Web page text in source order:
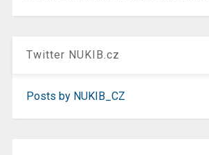
Twitter NUKIB.cz
Posts by NUKIB_CZ